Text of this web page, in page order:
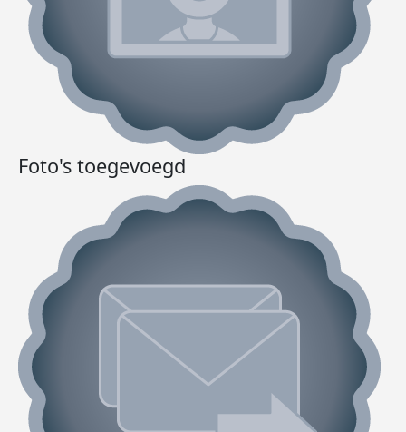
Foto's toegevoegd